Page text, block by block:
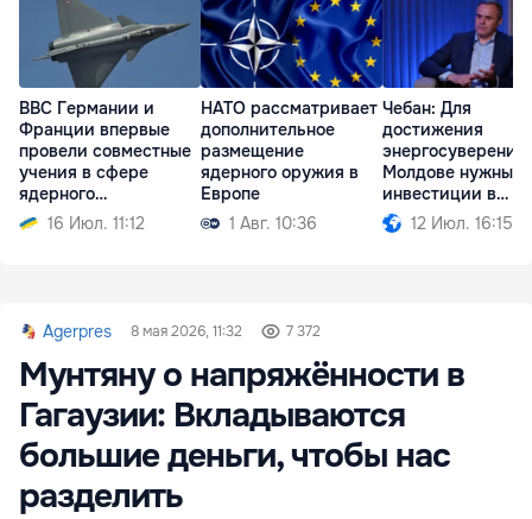
ВВС Германии и
Франции впервые
провели совместные
учения в сфере
ядерного
сдерживания
16 Июл. 11:12
НАТО рассматривает
дополнительное
размещение
ядерного оружия в
Европе
1 Авг. 10:36
Чебан: Для
достижения
Молдове нужны
инвестиции в
миллиарды евро
12 Июл. 16:15
Agerpres 8 мая 2026, 11:32 7 372
Мунтяну о напряжённости в
Гагаузии: Вкладываются
большие деньги, чтобы нас
разделить